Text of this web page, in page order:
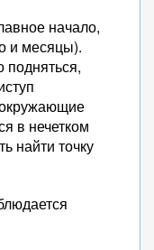
начало,
и месяцы).
подняться,
в нечетком
найти точку